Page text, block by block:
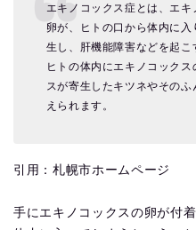
エキノコックス症とは、エ
卵が、ヒトの口から体内に
生し、肝機能障害などを起こ
ヒトの体内にエキノコック
スが寄生したキツネやその
えられます。
引用：札幌市ホームページ
手にエキノコックスの卵が付